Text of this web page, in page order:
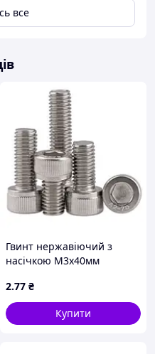
все
Гвинт нержавіючий з
насічкою М3х40мм
304
2.77 ₴
Купити